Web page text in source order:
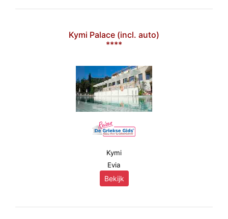
Kymi Palace (incl. auto)
****
Kymi
Evia
Bekijk